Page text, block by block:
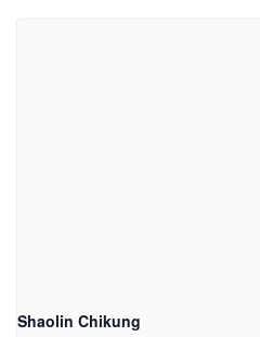
Shaolin Chikung